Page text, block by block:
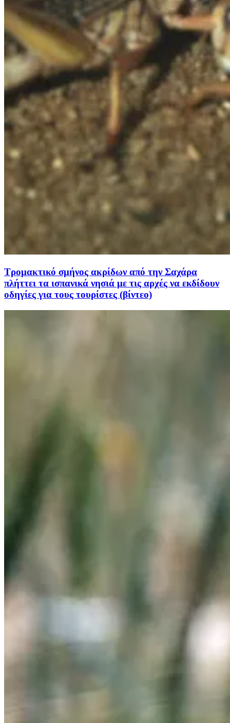
Τρομακτικό σμήνος ακρίδων από την Σαχάρα
πλήττει τα ισπανικά νησιά με τις αρχές να εκδίδουν
οδηγίες για τους τουρίστες (βίντεο)